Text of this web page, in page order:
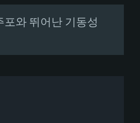
와 뛰어난 기동성